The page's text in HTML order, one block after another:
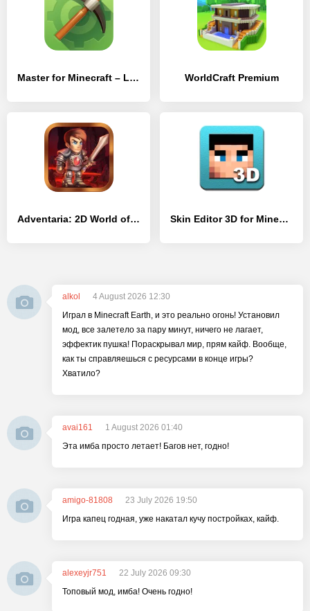
Master for Minecraft – Launcher WorldCraft Premium
Adventaria: 2D World of Craft & Mining Skin Editor 3D for Minecraft
alkol
4 August 2026 12:30
Играл в Minecraft Earth, и это реально огонь! Установил
мод, все залетело за пару минут, ничего не лагает,
эффектик пушка! Пораскрывал мир, прям кайф. Вообще,
как ты справляешься с ресурсами в конце игры?
Хватило?
avai161
1 August 2026 01:40
Эта имба просто летает! Багов нет, годно!
amigo-81808
23 July 2026 19:50
Игра капец годная, уже накатал кучу постройках, кайф.
alexeyjr751
22 July 2026 09:30
Топовый мод, имба! Очень годно!